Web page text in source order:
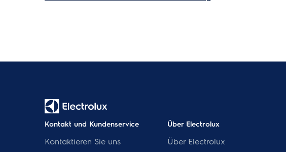
Kontakt und Kundenservice
Kontaktieren Sie uns
Über Electrolux
Über Electrolux